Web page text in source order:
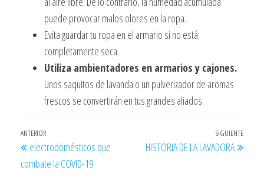
puede provocar malos olores en la ropa.
Evita guardar tu ropa en el armario si no está
completamente seca.
Utiliza ambientadores en armarios y cajones.
Unos saquitos de lavanda o un pulverizador de aromas
frescos se convertirán en tus grandes aliados.
Navegación
de
entradas
Entrada
anterior
ANTERIOR
electrodomésticos que
combate la COVID-19
SIGUIENTE
HISTORIA DE LA LAVADORA